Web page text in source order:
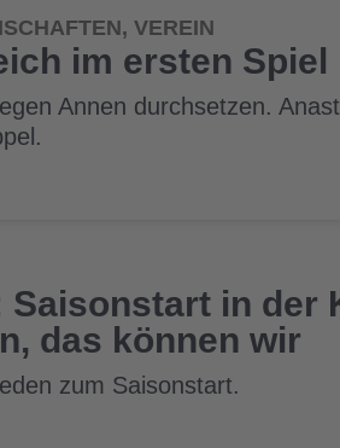
VEREIN
im ersten Spiel
Annen durchsetzen.
Saisonstart in der
das können wir
zum Saisonstart.